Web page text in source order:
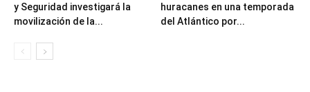
y Seguridad investigará la
movilización de la...
huracanes en una temporada
del Atlántico por...